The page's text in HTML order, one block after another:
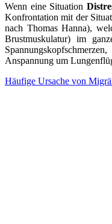
Wenn eine Situation
Konfrontation mit der
nach Thomas Hanna),
Brustmuskulatur) im
Spannungskopfschmerzen,
Anspannung um
Häufige Ursache von